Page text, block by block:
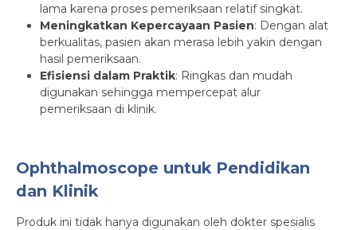
lama karena proses pemeriksaan relatif singkat.
Meningkatkan Kepercayaan Pasien: Dengan alat
berkualitas, pasien akan merasa lebih yakin dengan
hasil pemeriksaan.
Efisiensi dalam Praktik: Ringkas dan mudah
digunakan sehingga mempercepat alur
pemeriksaan di klinik.
Ophthalmoscope untuk Pendidikan
dan Klinik
Produk ini tidak hanya digunakan oleh dokter spesialis